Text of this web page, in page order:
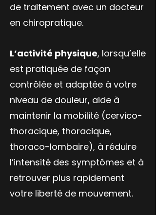
de traitement avec un docteur
en chiropratique.
L’activité physique, lorsqu’elle
est pratiquée de façon
contrôlée et adaptée à votre
niveau de douleur, aide à
maintenir la mobilité (cervico-
thoracique, thoracique,
thoraco-lombaire), à réduire
l’intensité des symptômes et à
retrouver plus rapidement
votre liberté de mouvement.